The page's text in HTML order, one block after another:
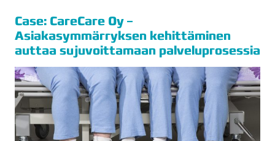
Case: CareCare Oy –
Asiakasymmärryksen kehittäminen
auttaa sujuvoittamaan palveluprosessia